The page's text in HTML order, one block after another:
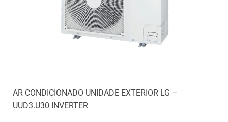
AR CONDICIONADO UNIDADE EXTERIOR LG –
UUD3.U30 INVERTER